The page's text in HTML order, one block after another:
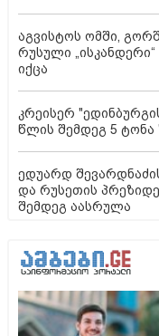
აგვისტოს ომში,
რუსული
იქცა
კრეისერ
წლის შემდეგ 5
ედუარდ
და რუსეთის
შემდეგ აასრულა